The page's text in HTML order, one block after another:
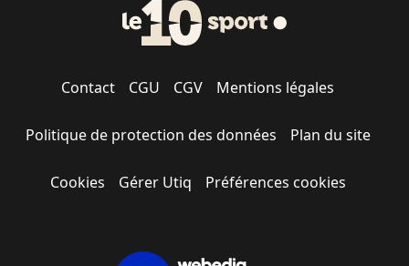
Contact CGU CGV Mentions légales
Politique de protection des données Plan du site
Cookies Gérer Utiq Préférences cookies